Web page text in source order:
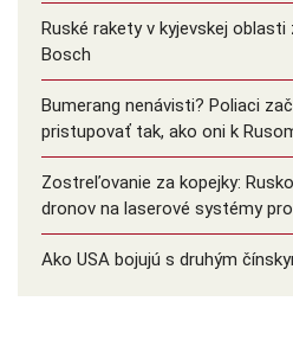
Ruské rakety v kyjevskej oblasti
Bosch
Bumerang nenávisti? Poliaci
pristupovať tak, ako oni k
Zostreľovanie za kopejky:
dronov na laserové systémy
Ako USA bojujú s druhým